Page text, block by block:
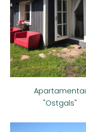
Apartamentai
"Ostgals"